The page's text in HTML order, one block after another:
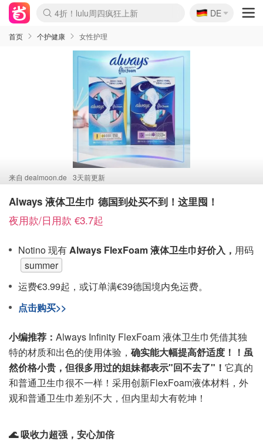
Boticinal 夏促开抢！
4折！lulu周四疯狂上新
还没结束！&OtherStories大促
Joybuy变相75折 随时失效
速领！Stanley独家85折
疑似霸哥！Camper额外叠85折
Zalando 奥莱闪促！每日更新
Moncler反季囤！5折起+叠9折
Coach Brooklyn仅€192
🇩🇪
DE
首页 个护健康 女性护理
来自 dealmoon.de 3天前更新
Always 液体卫生巾 德国到处买不到！这里囤！
夜用款/日用款 €3.7起
Notino 现有Always FlexFoam 液体卫生巾好价入， 用码
summer
运费€3.99起，或订单满€39德国境内免运费。
点击购买>>
小编推荐： Always Infinity FlexFoam 液体卫生巾凭借其独
特的材质和出色的使用体验， 确实能大幅提高舒适度！！虽
然价格小贵，但很多用过的姐妹都表示"回不去了"！ 它真的
和普通卫生巾很不一样！采用创新FlexFoam液体材料，外
观和普通卫生巾差别不大，但内里却大有乾坤！
🌊 吸收力超强，安心加倍